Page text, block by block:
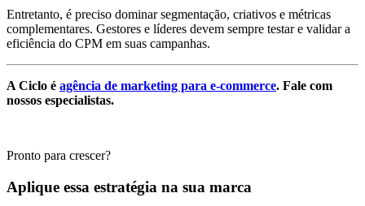
Entretanto, é preciso dominar segmentação, criativos e métricas
complementares. Gestores e líderes devem sempre testar e validar a
eficiência do CPM em suas campanhas.
A Ciclo é agência de marketing para e-commerce. Fale com
nossos especialistas.
Pronto para crescer?
Aplique essa estratégia na sua marca